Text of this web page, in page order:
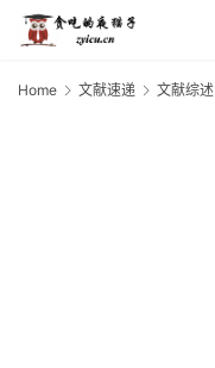
Home 文献速递 文献综述